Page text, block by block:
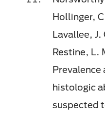
Hollinger,
Lavallee, J.
Restine, L.
Prevalence
histologic
suspected